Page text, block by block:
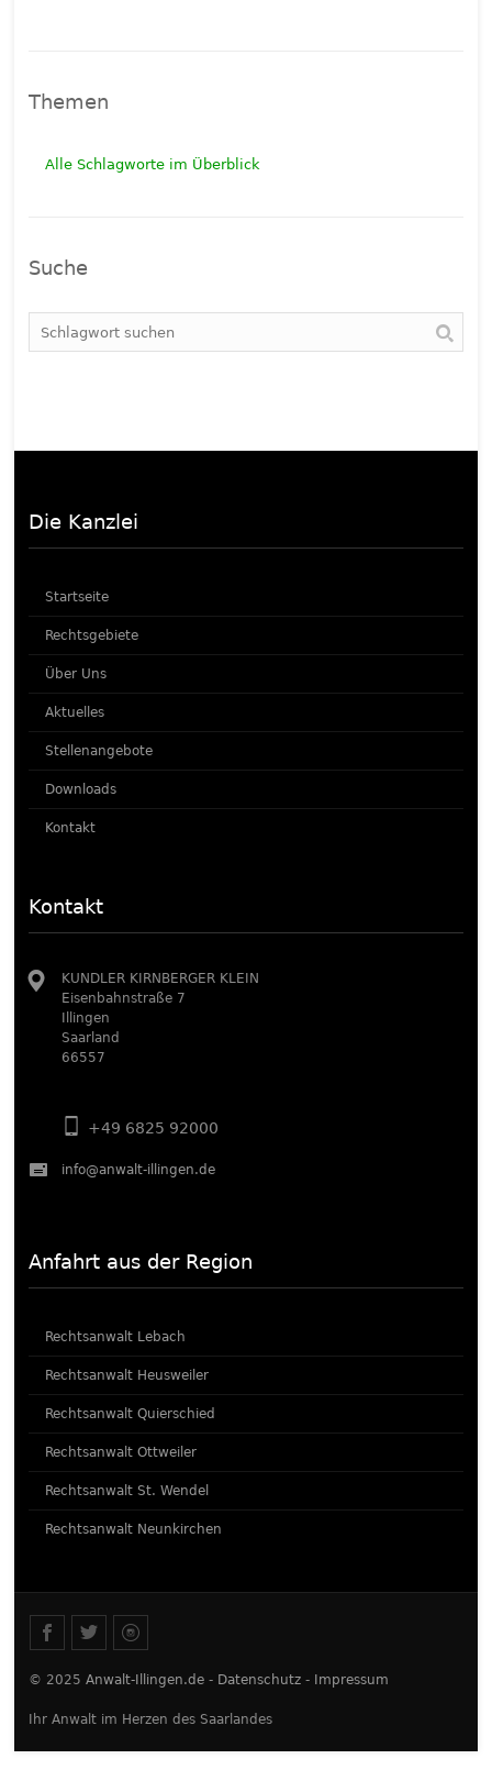
Themen
Alle Schlagworte im Überblick
Suche
Die Kanzlei
Startseite
Rechtsgebiete
Über Uns
Aktuelles
Stellenangebote
Downloads
Kontakt
Kontakt
KUNDLER KIRNBERGER KLEIN
Eisenbahnstraße 7
Illingen
Saarland
66557
+49 6825 92000
info@anwalt-illingen.de
Anfahrt aus der Region
Rechtsanwalt Lebach
Rechtsanwalt Heusweiler
Rechtsanwalt Quierschied
Rechtsanwalt Ottweiler
Rechtsanwalt St. Wendel
Rechtsanwalt Neunkirchen
© 2025Anwalt-Illingen.de - Datenschutz - Impressum
Ihr Anwalt im Herzen des Saarlandes